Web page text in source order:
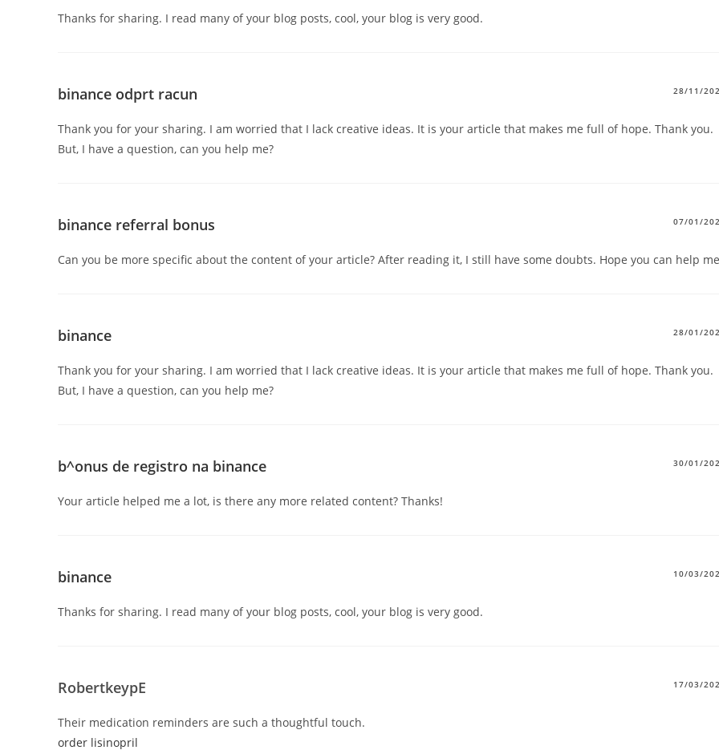
Thanks for sharing. I read many of your blog posts, cool, your blog is very good.
binance odprt racun 28/11/
Thank you for your sharing. I am worried that I lack creative ideas. It is your article that makes me full of hope. Thank you.
But, I have a question, can you help me?
binance referral bonus 07/01/
Can you be more specific about the content of your article? After reading it, I still have some doubts. Hope you can help
binance 28/01/
Thank you for your sharing. I am worried that I lack creative ideas. It is your article that makes me full of hope. Thank you.
But, I have a question, can you help me?
b^onus de registro na binance 30/01/
Your article helped me a lot, is there any more related content? Thanks!
binance 10/03/
Thanks for sharing. I read many of your blog posts, cool, your blog is very good.
RobertkeypE 17/03/
Their medication reminders are such a thoughtful touch.
order lisinopril